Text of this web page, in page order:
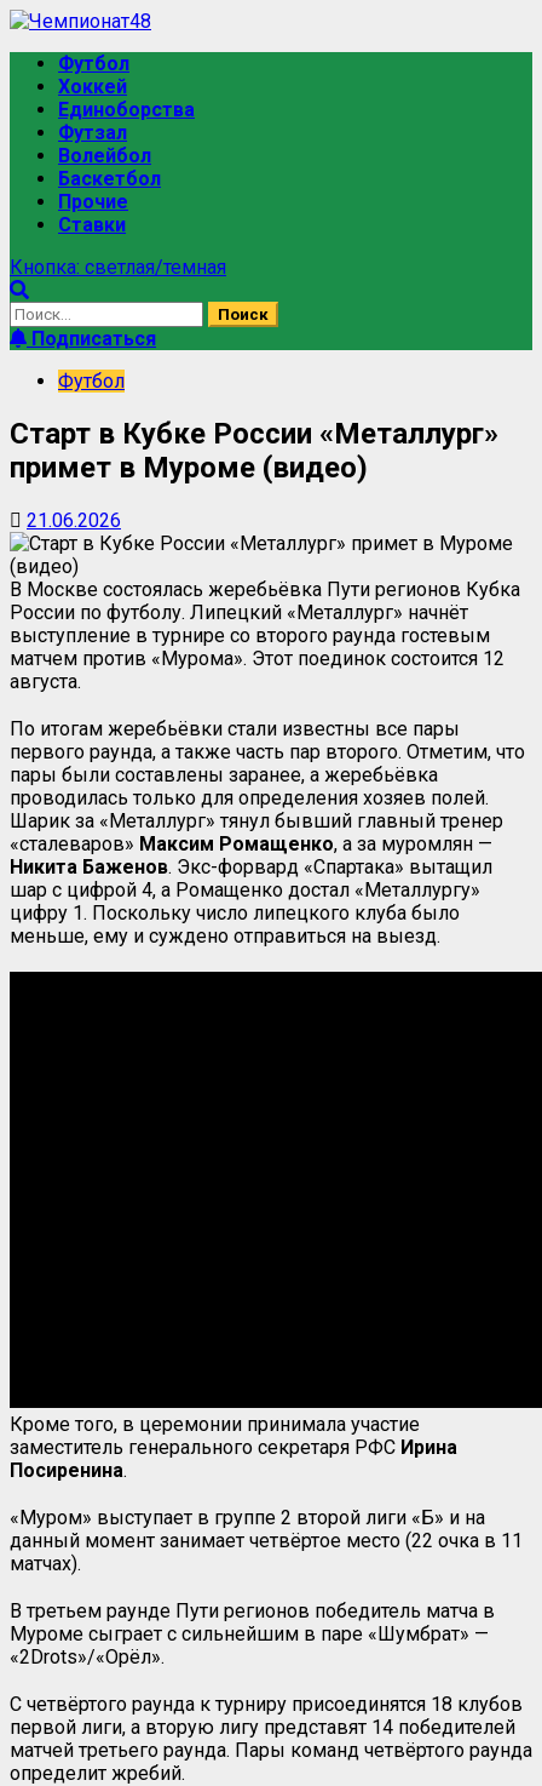
Перейти
содержимому
Основное
меню
Футбол
Хоккей
Единоборства
Футзал
Волейбол
Баскетбол
Прочие
Ставки
Кнопка: светлая/темная
Найти:
Подписаться
Футбол
Старт в Кубке России «Металлург»
примет в Муроме (видео)
21.06.2026
В Москве состоялась жеребьёвка Пути регионов Кубка
России по футболу. Липецкий «Металлург» начнёт
выступление в турнире со второго раунда гостевым
матчем против «Мурома». Этот поединок состоится 12
августа.
По итогам жеребьёвки стали известны все пары
первого раунда, а также часть пар второго. Отметим, что
пары были составлены заранее, а жеребьёвка
проводилась только для определения хозяев полей.
Шарик за «Металлург» тянул бывший главный тренер
«сталеваров» Максим Ромащенко, а за муромлян —
Никита Баженов. Экс-форвард «Спартака» вытащил
шар с цифрой 4, а Ромащенко достал «Металлургу»
цифру 1. Поскольку число липецкого клуба было
меньше, ему и суждено отправиться на выезд.
Кроме того, в церемонии принимала участие
заместитель генерального секретаря РФС Ирина
Посиренина.
«Муром» выступает в группе 2 второй лиги «Б» и на
данный момент занимает четвёртое место (22 очка в 11
матчах).
В третьем раунде Пути регионов победитель матча в
Муроме сыграет с сильнейшим в паре «Шумбрат» —
«2Drots»/«Орёл».
С четвёртого раунда к турниру присоединятся 18 клубов
первой лиги, а вторую лигу представят 14 победителей
матчей третьего раунда. Пары команд четвёртого раунда
определит жребий.